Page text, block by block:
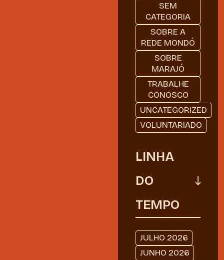
SEM
CATEGORIA
SOBRE A
REDE MONDÓ
SOBRE
MARAJÓ
TRABALHE
CONOSCO
UNCATEGORIZED
VOLUNTARIADO
LINHA
DO
TEMPO
JULHO 2026
JUNHO 2026